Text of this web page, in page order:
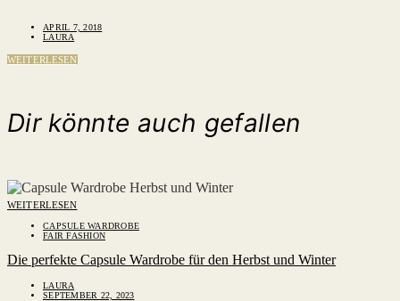
APRIL 7, 2018
LAURA
WEITERLESEN
Dir könnte auch gefallen
WEITERLESEN
CAPSULE WARDROBE
FAIR FASHION
Die perfekte Capsule Wardrobe für den Herbst und Winter
LAURA
SEPTEMBER 22, 2023